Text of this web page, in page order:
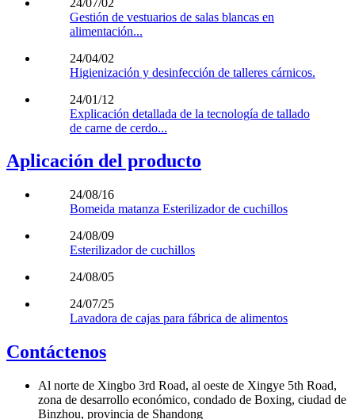
Gestión de vestuarios de salas blancas en
alimentación...
24/04/02
Higienización y desinfección de talleres cárnicos.
24/01/12
Explicación detallada de la tecnología de tallado
de carne de cerdo...
Aplicación del producto
24/08/16
Bomeida matanza Esterilizador de cuchillos
24/08/09
Esterilizador de cuchillos
24/08/05
24/07/25
Lavadora de cajas para fábrica de alimentos
Contáctenos
Al norte de Xingbo 3rd Road, al oeste de Xingye 5th Road,
zona de desarrollo económico, condado de Boxing, ciudad de
Binzhou, provincia de Shandong